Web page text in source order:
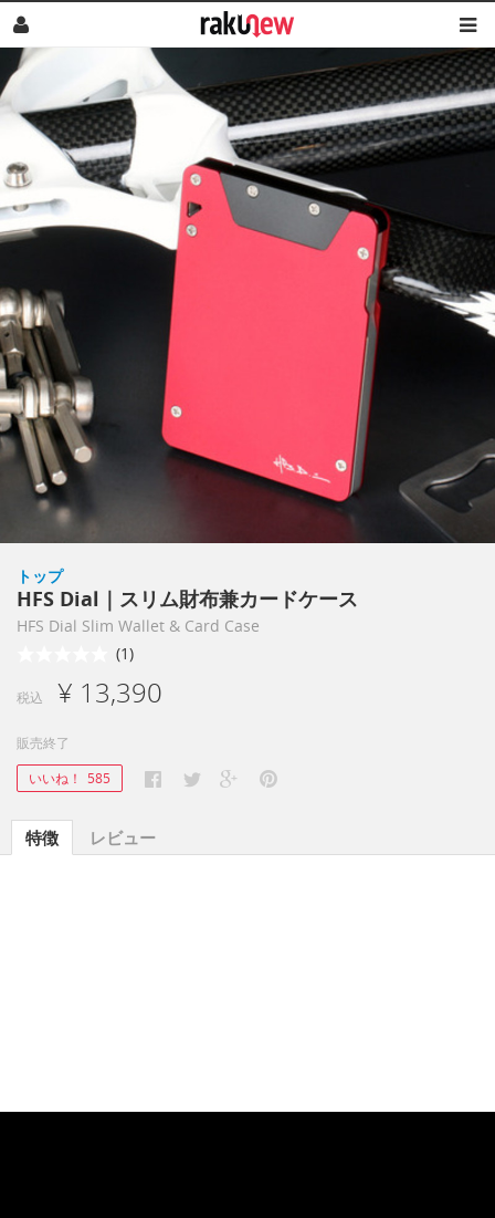
トップ
HFS Dial｜スリム財布兼カードケース
HFS Dial Slim Wallet & Card Case
(1)
税込 ¥ 13,390
販売終了
いいね！ 585
特徴 レビュー